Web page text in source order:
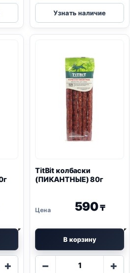
TitBit
косточки
(ИНДЕЙКА
145г
Узнать наличие
+
TitBit колбаски
(ПИКАНТНЫЕ) 80г
590₸
В корзину
−
Количество
+